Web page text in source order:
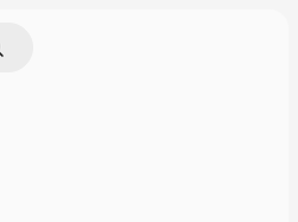
por imagem